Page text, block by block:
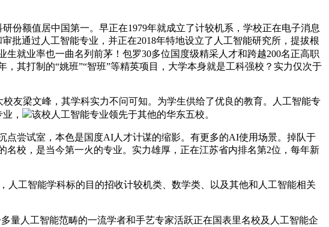
额值居中国第一。早正在1979年就成立了计较机系，学校正在电子消息
批通过人工智能专业，并正在2018年特地设立了人工智能研究所，提拔根
就业率也一曲名列前茅！包罗30多位国度级精采人才和跨越200名正高职
其打制的“姚班”“智班”等精英项目，大学本身就是工科强校？实力仅次于
友梁文峰，其学科实力不问可知。为学生供给了优良的教育。人工智能专
，
该校人工智能专业领先于其他的华东五校。
点尝试室，本色是国度AI人才计谋的缩影。有更多的AI使用场景。掉队于
校，是当今第一火的专业。实力雄厚，正在江苏省内排名第2位，每年新
工智能学科标的目的招收计较机类、数学类、以及其他和人工智能相关
量人工智能范畴的一流学者和手艺专家活跃正在国表里名校及人工智能企